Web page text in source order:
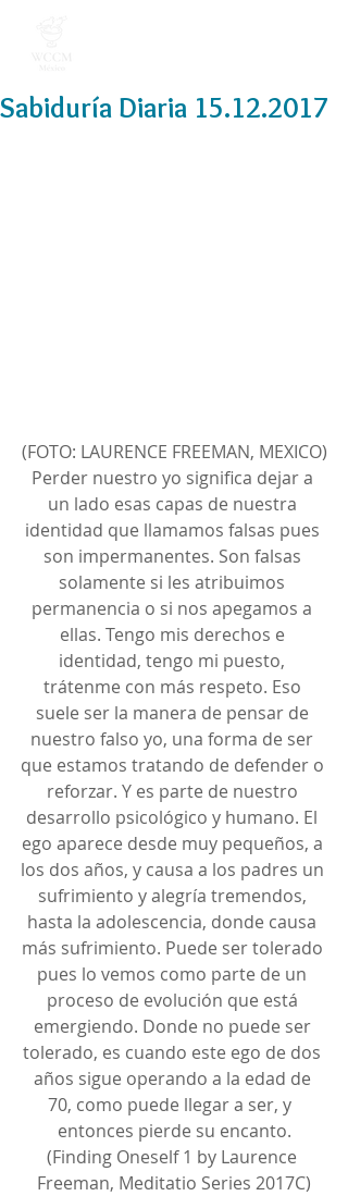
Sabiduría Diaria 15.12.2017
(FOTO: LAURENCE FREEMAN, MEXICO)
Perder nuestro yo significa dejar a
un lado esas capas de nuestra
identidad que llamamos falsas pues
son impermanentes. Son falsas
solamente si les atribuimos
permanencia o si nos apegamos a
ellas. Tengo mis derechos e
identidad, tengo mi puesto,
trátenme con más respeto. Eso
suele ser la manera de pensar de
nuestro falso yo, una forma de ser
que estamos tratando de defender o
reforzar. Y es parte de nuestro
desarrollo psicológico y humano. El
ego aparece desde muy pequeños, a
los dos años, y causa a los padres un
sufrimiento y alegría tremendos,
hasta la adolescencia, donde causa
más sufrimiento. Puede ser tolerado
pues lo vemos como parte de un
proceso de evolución que está
emergiendo. Donde no puede ser
tolerado, es cuando este ego de dos
años sigue operando a la edad de
70, como puede llegar a ser, y
entonces pierde su encanto.
(Finding Oneself 1 by Laurence
Freeman, Meditatio Series 2017C)